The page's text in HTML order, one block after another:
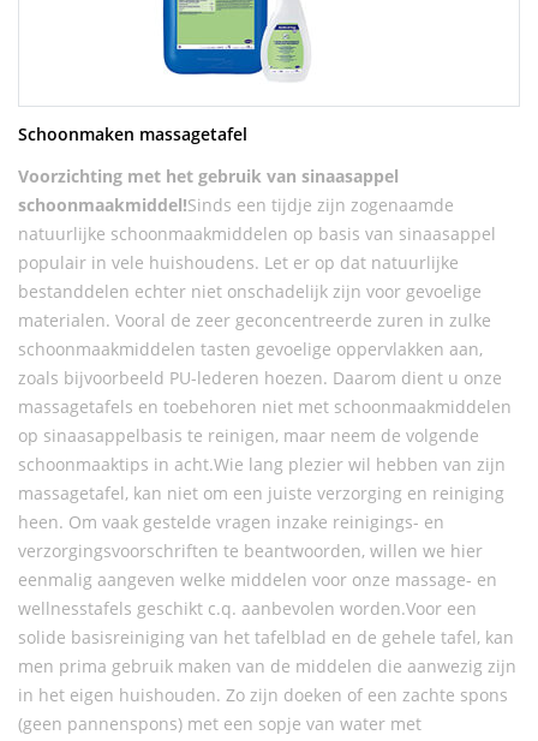
Schoonmaken massagetafel
Voorzichting met het gebruik van sinaasappel
schoonmaakmiddel!Sinds een tijdje zijn zogenaamde
natuurlijke schoonmaakmiddelen op basis van sinaasappel
populair in vele huishoudens. Let er op dat natuurlijke
bestanddelen echter niet onschadelijk zijn voor gevoelige
materialen. Vooral de zeer geconcentreerde zuren in zulke
schoonmaakmiddelen tasten gevoelige oppervlakken aan,
zoals bijvoorbeeld PU-lederen hoezen. Daarom dient u onze
massagetafels en toebehoren niet met schoonmaakmiddelen
op sinaasappelbasis te reinigen, maar neem de volgende
schoonmaaktips in acht.Wie lang plezier wil hebben van zijn
massagetafel, kan niet om een juiste verzorging en reiniging
heen. Om vaak gestelde vragen inzake reinigings- en
verzorgingsvoorschriften te beantwoorden, willen we hier
eenmalig aangeven welke middelen voor onze massage- en
wellnesstafels geschikt c.q. aanbevolen worden.Voor een
solide basisreiniging van het tafelblad en de gehele tafel, kan
men prima gebruik maken van de middelen die aanwezig zijn
in het eigen huishouden. Zo zijn doeken of een zachte spons
(geen pannenspons) met een sopje van water met